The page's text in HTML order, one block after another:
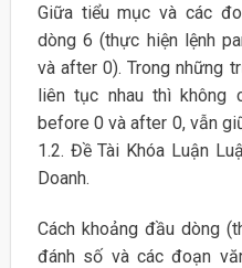
Giữa tiểu mục và các
dòng 6 (thực hiện lệnh
và after 0). Trong những
liên tục nhau thì không
before 0 và after 0, vẫn
1.2. Đề Tài Khóa Luận
Doanh.
Cách khoảng đầu dòng
đánh số và các đoạn